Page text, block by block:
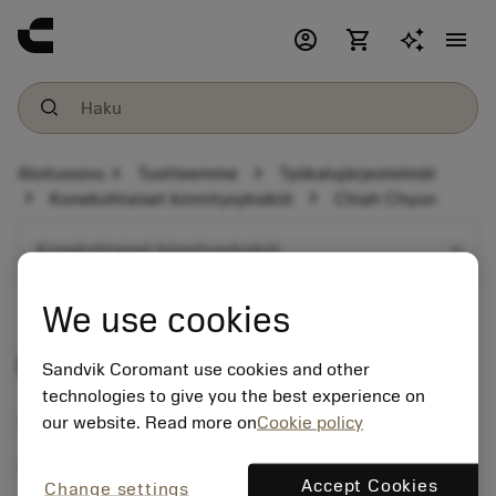
account_circle shopping_cart menu
Aloitussivu chevron_right Tuotteemme chevron_right Työkalujärjestelmät
Konekohtaiset kiinnitysyksiköt Chiah Chyun
Konekohtaiset kiinnitysyksiköt expand_more
Chiah Chyun
Tool holder programme
Turning centre with milling option
We use cookies
Sandvik Coromant use cookies and other
technologies to give you the best experience on
our website. Read more onCookie policy
Change settings Accept Cookies